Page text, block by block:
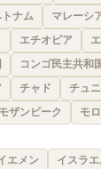
ナム マレーシ
エチオピア
コンゴ民主共和
チャド チュ
モザンビーク モ
エメン イスラ